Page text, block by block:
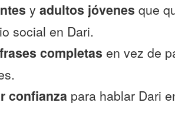
y adultos jóvenes que
social en Dari.
frases completas en vez de
confianza para hablar Dari